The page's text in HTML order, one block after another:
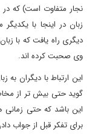
نجار متفاوت است) که
زبان در اینجا با
دیگری راه یافت که با
وی صحبت کرده اند.
این ارتباط با دیگران
گوید حتی بیش تر از
این باشد که حتی
برای تفکر قبل از جواب